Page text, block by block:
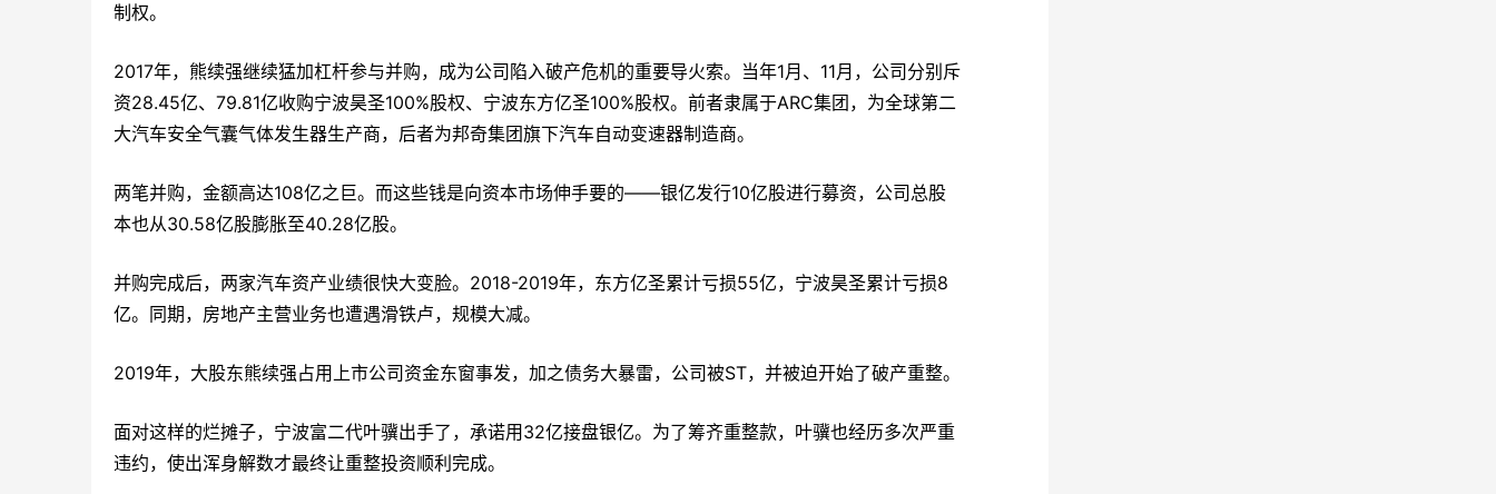
制权。
2017年，熊续强继续猛加杠杆参与并购，成为公司陷入破产危机的重要导火索。当年1月、11月，公司分别斥
资28.45亿、79.81亿收购宁波昊圣100%股权、宁波东方亿圣100%股权。前者隶属于ARC集团，为全球第二
大汽车安全气囊气体发生器生产商，后者为邦奇集团旗下汽车自动变速器制造商。
两笔并购，金额高达108亿之巨。而这些钱是向资本市场伸手要的——银亿发行10亿股进行募资，公司总股
本也从30.58亿股膨胀至40.28亿股。
并购完成后，两家汽车资产业绩很快大变脸。2018-2019年，东方亿圣累计亏损55亿，宁波昊圣累计亏损8
亿。同期，房地产主营业务也遭遇滑铁卢，规模大减。
2019年，大股东熊续强占用上市公司资金东窗事发，加之债务大暴雷，公司被ST，并被迫开始了破产重整。
面对这样的烂摊子，宁波富二代叶骥出手了，承诺用32亿接盘银亿。为了筹齐重整款，叶骥也经历多次严重
违约，使出浑身解数才最终让重整投资顺利完成。